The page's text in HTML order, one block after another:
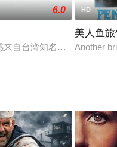
held by police when they
6.0
来自台湾知名的猛鬼大厦之
HD
美人鱼
Another